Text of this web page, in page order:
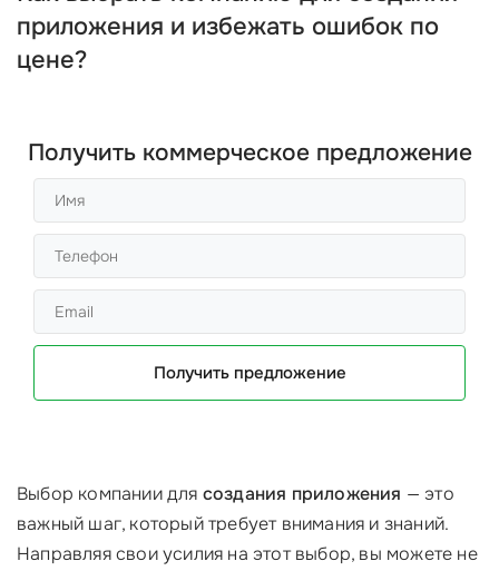
приложения и избежать ошибок по
цене?
Получить коммерческое предложение
Получить предложение
Выбор компании для создания приложения — это
важный шаг, который требует внимания и знаний.
Направляя свои усилия на этот выбор, вы можете не